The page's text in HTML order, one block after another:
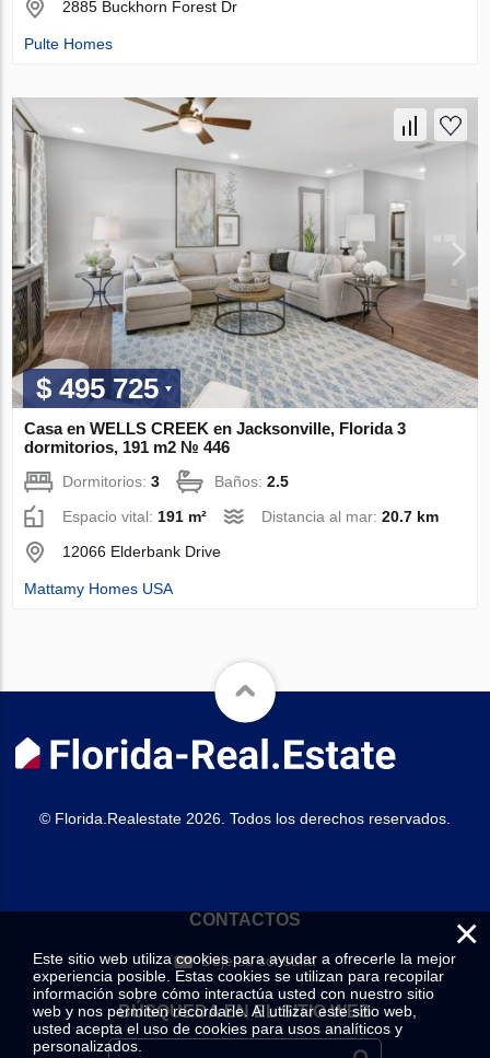
2885 Buckhorn Forest Dr
Pulte Homes
$ 495 725
Casa en WELLS CREEK en Jacksonville, Florida 3
dormitorios, 191 m2 № 446
Dormitorios:3 Baños:2.5
Espacio vital: 191 m² Distancia al mar:20.7 km
12066 Elderbank Drive
Mattamy Homes USA
© Florida.Realestate 2026. Todos los derechos reservados.
CONTACTOS
Deje su consulta
BÚSQUEDA EN EL SITIO WEB
×
Este sitio web utiliza cookies para ayudar a ofrecerle la mejor
experiencia posible. Estas cookies se utilizan para recopilar
información sobre cómo interactúa usted con nuestro sitio
web y nos permiten recordarle. Al utilizar este sitio web,
usted acepta el uso de cookies para usos analíticos y
personalizados.